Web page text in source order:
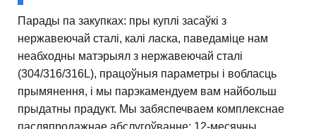
Парады па закупках: пры куплі засаўкі з
нержавеючай сталі, калі ласка, паведаміце нам
неабходны матэрыял з нержавеючай сталі
(304/316/316L), працоўныя параметры і вобласць
прымянення, і мы парэкамендуем вам найбольш
прыдатны прадукт. Мы забяспечваем комплекснае
пасляпродажнае абслугоўванне: 12-месячны